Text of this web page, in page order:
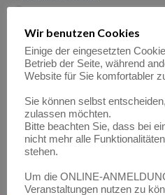
Empowerment durch
zuFundraisende – die „Eier-
Empowerment durch
werden | BerufsWege für Frauen
zuFemale Empowerment im Main
Frauen e.V.
zuEigenlob stimmt!
Be happy – so werden Sie
Frauen e.V.
zuFemale Empowerment im Main
Wir benutzen Cookies
Einige der eingesetzten
Betrieb der Seite, während
Website für Sie komfortabler
Sie können selbst
zulassen möchten.
Bitte beachten Sie, dass bei
nicht mehr alle
stehen.
Um die ONLINE-
Veranstaltungen nutzen zu